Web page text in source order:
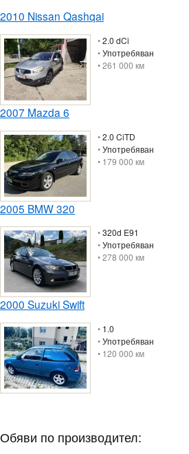
2010 Nissan Qashqai
•2.0 dCi
•Употребяван
• 261 000 км
2007 Mazda 6
•2.0 CiTD
•Употребяван
• 179 000 км
2005 BMW 320
•320d E91
•Употребяван
• 278 000 км
2000 Suzuki Swift
• 1.0
•Употребяван
• 120 000 км
Обяви по производител: